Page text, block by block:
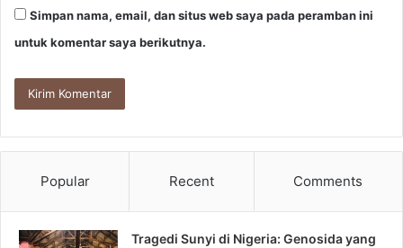
Simpan nama, email, dan situs web saya pada peramban ini
untuk komentar saya berikutnya.
Popular Recent Comments
Tragedi Sunyi di Nigeria: Genosida yang